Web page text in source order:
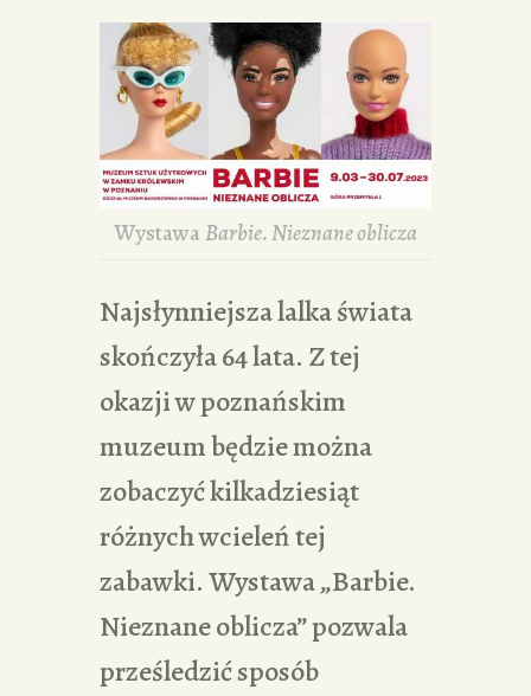
WystawaBarbie. Nieznane oblicza
Najsłynniejsza lalka świata
skończyła 64 lata. Z tej
okazji w poznańskim
muzeum będzie można
zobaczyć kilkadziesiąt
różnych wcieleń tej
zabawki. Wystawa „Barbie.
Nieznane oblicza” pozwala
prześledzić sposób